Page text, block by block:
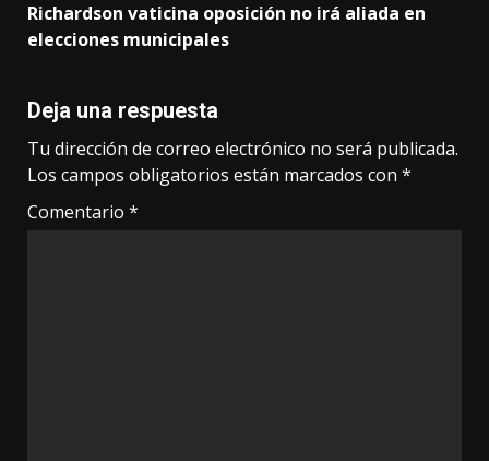
Richardson vaticina oposición no irá aliada en
elecciones municipales
Deja una respuesta
Tu dirección de correo electrónico no será publicada.
Los campos obligatorios están marcados con *
Comentario *